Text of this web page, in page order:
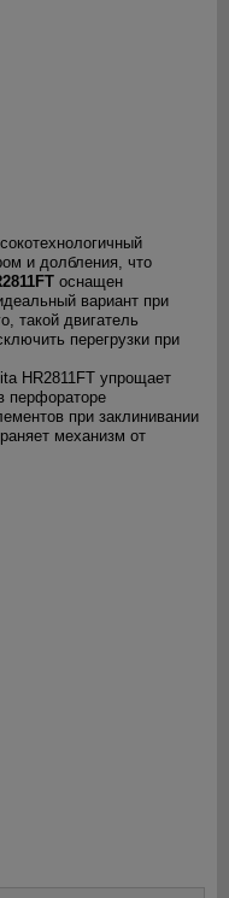
и долбления, что
оснащен
вариант при
такой двигатель
перегрузки при
HR2811FT упрощает
перфораторе
при заклинивании
механизм от